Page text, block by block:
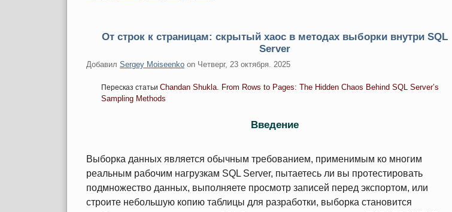
От строк к страницам: скрытый хаос в методах выборки внутри SQL
Server
Добавил Sergey Moiseenko on Четверг, 23 октября. 2025
Пересказ статьи Chandan Shukla. From Rows to Pages: The Hidden Chaos Behind SQL Server’s
Sampling Methods
Введение
Выборка данных является обычным требованием, применимым ко многим
реальным рабочим нагрузкам SQL Server, пытаетесь ли вы протестировать
подмножество данных, выполняете просмотр записей перед экспортом, или
строите небольшую копию таблицы для разработки, выборка становится